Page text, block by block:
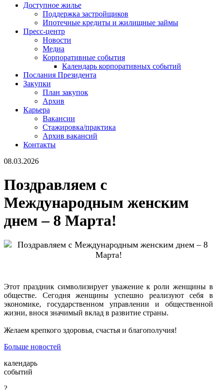
Доступное жилье
Поддержка застройщиков
Ипотечные кредиты и жилищные займы
Пресс-центр
Новости
Медиа
Корпоративные события
Календарь корпоративных событий
Послания Президента
Закупки
План закупок
Архив
Карьера
Вакансии
Стажировка/практика
Архив вакансий
Контакты
08.03.2026
Поздравляем с
Международным женским
днем – 8 Марта!
Этот праздник символизирует уважение к роли женщины в
обществе. Сегодня женщины успешно реализуют себя в
экономике, государственном управлении и общественной
жизни, внося значимый вклад в развитие страны.
Желаем крепкого здоровья, счастья и благополучия!
Больше новостей
календарь
событий